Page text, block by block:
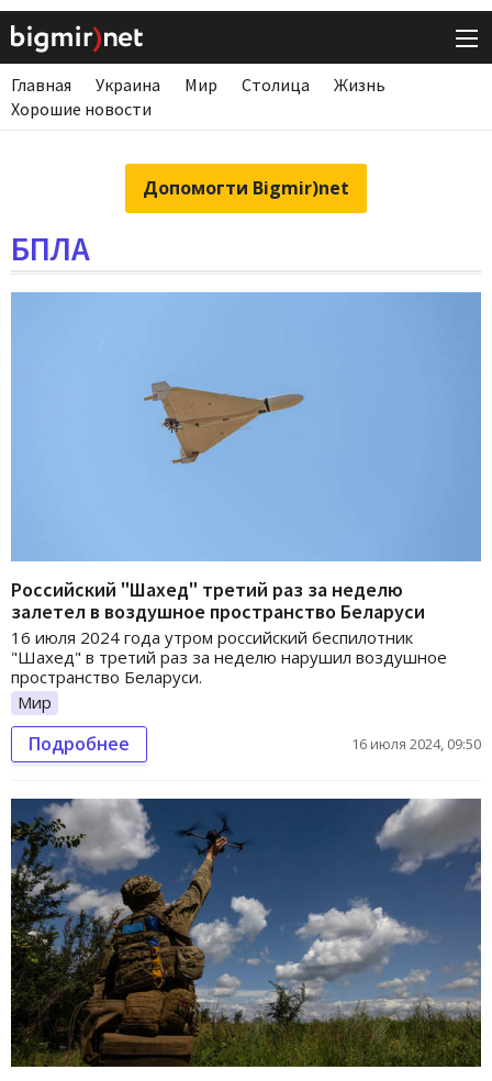
Главная Украина Мир Столица
Жизнь
Хорошие новости
Допомогти Bigmir)net
БПЛА
Российский "Шахед" третий раз за неделю
залетел в воздушное пространство Беларуси
16 июля 2024 года утром российский беспилотник
"Шахед" в третий раз за неделю нарушил воздушное
пространство Беларуси.
Мир
Подробнее 16 июля 2024, 09:50